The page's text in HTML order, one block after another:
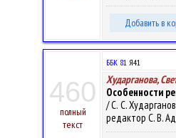
Добавить в
460
полный
текст
ББК 81 Я41
Хударганова,
Особенности
/ С. С.
редактор С. В.